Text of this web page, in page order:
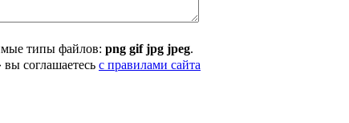
типы файлов: png gif jpg jpeg.
соглашаетесь с правилами сайта